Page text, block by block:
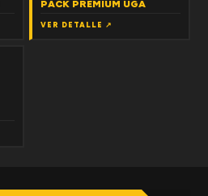
PACK PREMIUM UGA
VER DETALLE ↗